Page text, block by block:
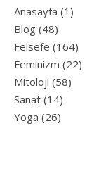
Anasayfa (1)
Blog (48)
Felsefe (164)
Feminizm (22)
Mitoloji (58)
Sanat (14)
Yoga (26)